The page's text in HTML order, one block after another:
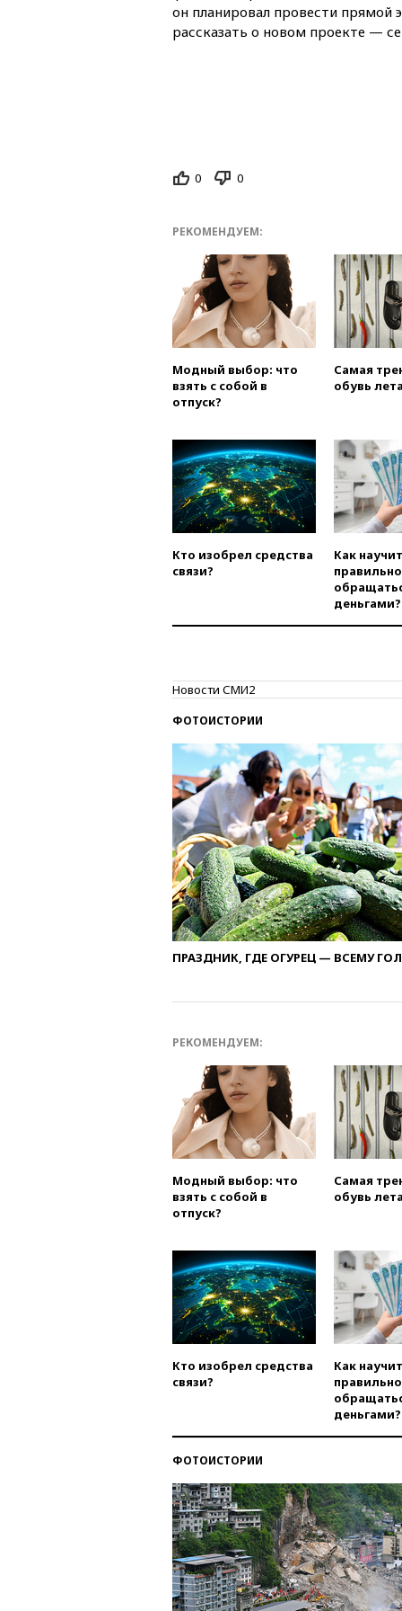
он планировал провести прямой
рассказать о новом проекте —
0 0
РЕКОМЕНДУЕМ:
Модный выбор: что
взять с собой в
отпуск?
Самая
обувь
Кто изобрел средства
связи?
Как
правильно
деньгами?
Новости СМИ2
ФОТОИСТОРИИ
ПРАЗДНИК, ГДЕ ОГУРЕЦ — ВСЕМУ
РЕКОМЕНДУЕМ:
Модный выбор: что
взять с собой в
отпуск?
Самая
обувь
Кто изобрел средства
связи?
Как
правильно
деньгами?
ФОТОИСТОРИИ